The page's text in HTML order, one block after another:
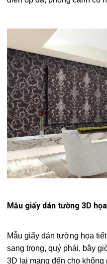
Mẫu giấy dán tường 3D
Mẫu giấy dán tường họa
sang trọng, quý phái, bây
3D lại mang đến cho